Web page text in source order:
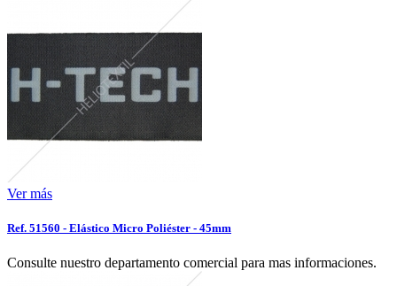
Ver más
Ref. 51560 - Elástico Micro Poliéster - 45mm
Consulte nuestro departamento comercial para mas informaciones.